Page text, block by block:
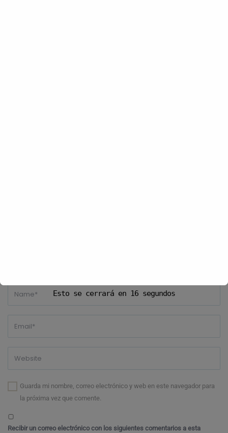
Guarda mi nombre, correo electrónico y web en este navegador para
la próxima vez que comente.
Recibir un correo electrónico con los siguientes comentarios a esta
Esto se cerrará en 16 segundos